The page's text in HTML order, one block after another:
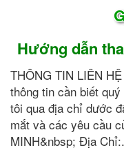
Hướng dẫn
THÔNG TIN LIÊN
thông tin cần biết
tôi qua địa chỉ dước
mắt và các yêu cầu
MINH&nbsp; Địa